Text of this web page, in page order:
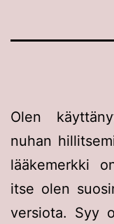
Olen
nuhan
lääkemerkki
itse olen
versiota. Syy